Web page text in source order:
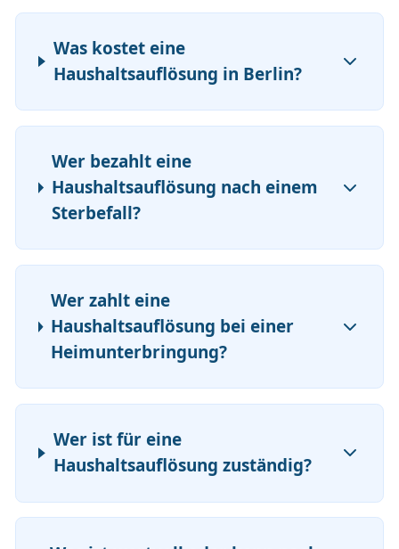
Was kostet eine
Haushaltsauflösung in Berlin?
Wer bezahlt eine
Haushaltsauflösung nach einem
Sterbefall?
Wer zahlt eine
Haushaltsauflösung bei einer
Heimunterbringung?
Wer ist für eine
Haushaltsauflösung zuständig?